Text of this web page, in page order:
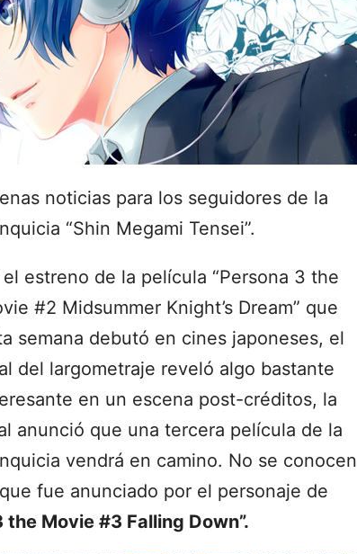
noticias para los seguidores de la
“Shin Megami Tensei”.
el estreno de la película “Persona 3 the
#2 Midsummer Knight’s Dream” que
semana debutó en cines japoneses, el
del largometraje reveló algo bastante
en un escena post-créditos, la
anunció que una tercera película de la
vendrá en camino. No se conocen
fue anunciado por el personaje de
the Movie #3 Falling Down”.